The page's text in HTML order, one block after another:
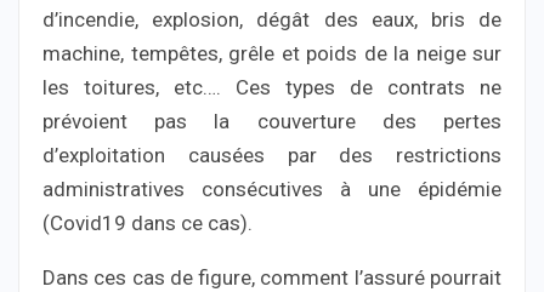
d’incendie, explosion, dégât des eaux, bris de
machine, tempêtes, grêle et poids de la neige sur
les toitures, etc…. Ces types de contrats ne
prévoient pas la couverture des pertes
d’exploitation causées par des restrictions
administratives consécutives à une épidémie
(Covid19 dans ce cas).
Dans ces cas de figure, comment l’assuré pourrait